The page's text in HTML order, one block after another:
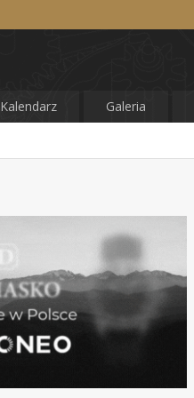
Kalendarz Galeria